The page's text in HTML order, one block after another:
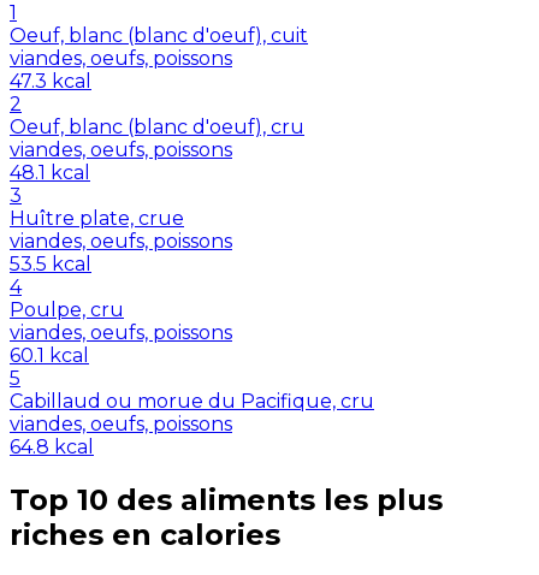
1
Oeuf, blanc (blanc d'oeuf), cuit
viandes, oeufs, poissons
47.3 kcal
2
Oeuf, blanc (blanc d'oeuf), cru
viandes, oeufs, poissons
48.1 kcal
3
Huître plate, crue
viandes, oeufs, poissons
53.5 kcal
4
Poulpe, cru
viandes, oeufs, poissons
60.1 kcal
5
Cabillaud ou morue du Pacifique, cru
viandes, oeufs, poissons
64.8 kcal
Top 10 des aliments les plus
riches en calories